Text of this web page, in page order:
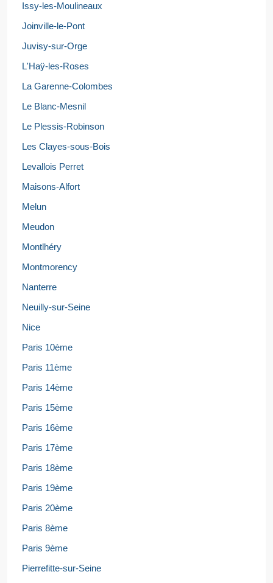
Issy-les-Moulineaux
Joinville-le-Pont
Juvisy-sur-Orge
L'Haÿ-les-Roses
La Garenne-Colombes
Le Blanc-Mesnil
Le Plessis-Robinson
Les Clayes-sous-Bois
Levallois Perret
Maisons-Alfort
Melun
Meudon
Montlhéry
Montmorency
Nanterre
Neuilly-sur-Seine
Nice
Paris 10ème
Paris 11ème
Paris 14ème
Paris 15ème
Paris 16ème
Paris 17ème
Paris 18ème
Paris 19ème
Paris 20ème
Paris 8ème
Paris 9ème
Pierrefitte-sur-Seine